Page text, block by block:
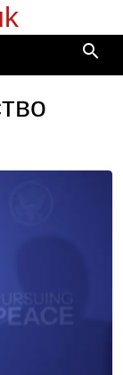
search